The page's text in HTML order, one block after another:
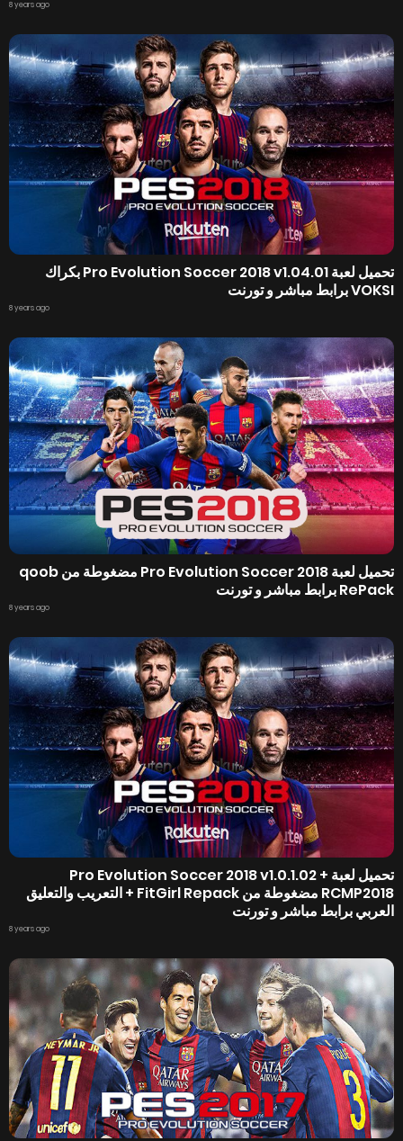
8 years ago
تحميل لعبة Pro Evolution Soccer 2018 v1.04.01 بكراك
VOKSI برابط مباشر و تورنت
8 years ago
تحميل لعبة Pro Evolution Soccer 2018 مضغوطة من qoob
RePack برابط مباشر و تورنت
8 years ago
تحميل لعبة Pro Evolution Soccer 2018 v1.0.1.02 +
RCMP2018 مضغوطة من FitGirl Repack + التعريب والتعليق
العربي برابط مباشر و تورنت
8 years ago